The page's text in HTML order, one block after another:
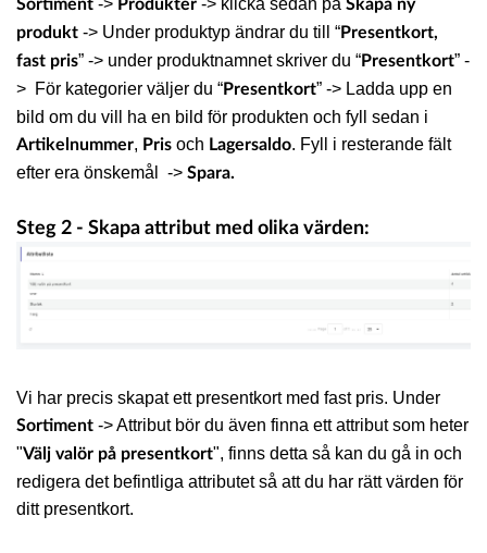
Sortiment -> Produkter -> klicka sedan på Skapa ny
produkt -> Under produktyp ändrar du till “Presentkort,
fast pris” -> under produktnamnet skriver du “Presentkort” -
> För kategorier väljer du “Presentkort” -> Ladda upp en
bild om du vill ha en bild för produkten och fyll sedan i
Artikelnummer, Pris och Lagersaldo. Fyll i resterande fält
efter era önskemål -> Spara.
Steg 2 - Skapa attribut med olika värden:
Vi har precis skapat ett presentkort med fast pris. Under
Sortiment -> Attribut bör du även finna ett attribut som heter
"Välj valör på presentkort", finns detta så kan du gå in och
redigera det befintliga attributet så att du har rätt värden för
ditt presentkort.